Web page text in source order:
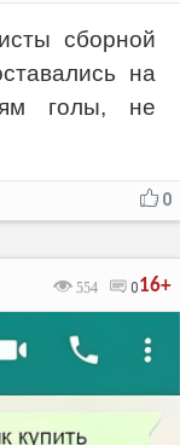
сборной
на
голы, не
0
16+
554 0